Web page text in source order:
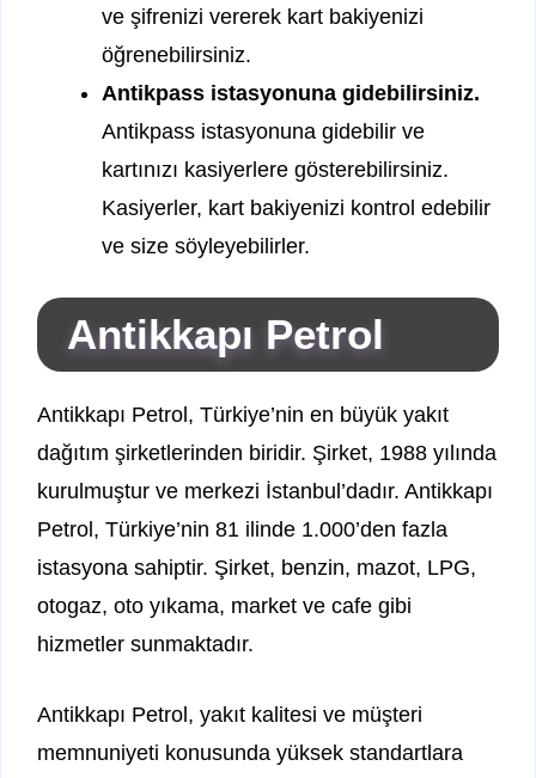
ve şifrenizi vererek kart bakiyenizi
öğrenebilirsiniz.
Antikpass istasyonuna gidebilirsiniz.
Antikpass istasyonuna gidebilir ve
kartınızı kasiyerlere gösterebilirsiniz.
Kasiyerler, kart bakiyenizi kontrol edebilir
ve size söyleyebilirler.
Antikkapı Petrol
Antikkapı Petrol, Türkiye’nin en büyük yakıt
dağıtım şirketlerinden biridir. Şirket, 1988 yılında
kurulmuştur ve merkezi İstanbul’dadır. Antikkapı
Petrol, Türkiye’nin 81 ilinde 1.000’den fazla
istasyona sahiptir. Şirket, benzin, mazot, LPG,
otogaz, oto yıkama, market ve cafe gibi
hizmetler sunmaktadır.
Antikkapı Petrol, yakıt kalitesi ve müşteri
memnuniyeti konusunda yüksek standartlara